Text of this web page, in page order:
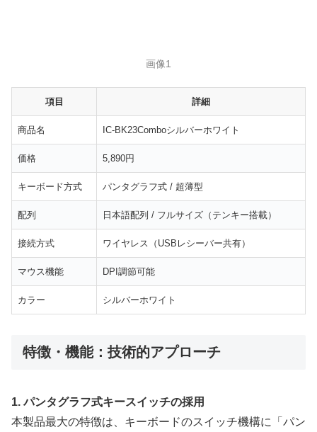
画像1
項目 詳細
商品名 IC-BK23Comboシルバーホワイト
価格 5,890円
キーボード方式 パンタグラフ式 / 超薄型
配列 日本語配列 / フルサイズ（テンキー搭載）
接続方式 ワイヤレス（USBレシーバー共有）
マウス機能 DPI調節可能
カラー シルバーホワイト
特徴・機能：技術的アプローチ
1. パンタグラフ式キースイッチの採用
本製品最大の特徴は、キーボードのスイッチ機構に「パン